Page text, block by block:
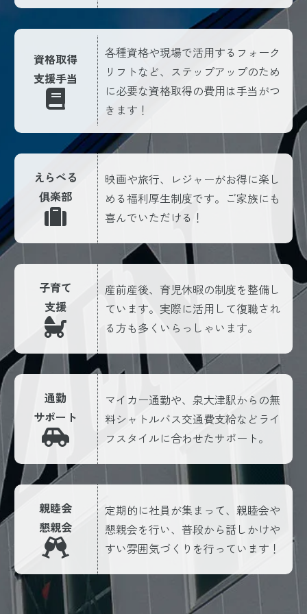
資格取得
支援手当
各種資格や現場で活用するフォーク
リフトなど、ステップアップのため
に必要な資格取得の費用は手当がつ
きます！
えらべる
俱楽部
映画や旅行、レジャーがお得に楽し
める福利厚生制度です。ご家族にも
喜んでいただける！
子育て
支援
産前産後、育児休暇の制度を整備し
ています。実際に活用して復職され
る方も多くいらっしゃいます。
通勤
サポート
マイカー通勤や、泉大津駅からの無
料シャトルバス交通費支給などライ
フスタイルに合わせたサポート。
親睦会
懇親会
定期的に社員が集まって、親睦会や
懇親会を行い、普段から話しかけや
すい雰囲気づくりを行っています！